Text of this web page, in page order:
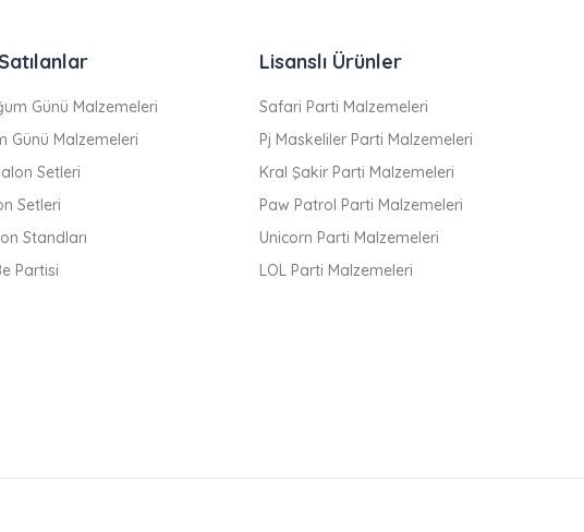
Günü Malzemeleri
Günü Malzemeleri
Setleri
Setleri
Standları
Partisi
Lisanslı Ürünler
Safari Parti Malzemeleri
Pj Maskeliler Parti Malzemeleri
Kral Şakir Parti Malzemeleri
Paw Patrol Parti Malzemeleri
Unicorn Parti Malzemeleri
LOL Parti Malzemeleri